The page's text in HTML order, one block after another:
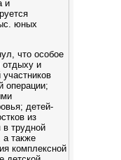
и
юных
что особое
отдыху и
операции;
детей-
из
трудной
а также
комплексной